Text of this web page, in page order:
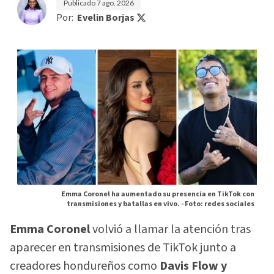
Publicado7 ago. 2026
Por: Evelin Borjas
Emma Coronel ha aumentado su presencia en TikTok con
transmisiones y batallas en vivo. -Foto: redes sociales
Emma Coronelvolvió a llamar la atención tras
aparecer en transmisiones de TikTok junto a
creadores hondureños como Davis Flow y